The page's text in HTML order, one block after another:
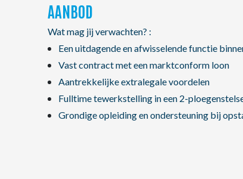
AANBOD
Wat mag jij verwachten? :
Een uitdagende en afwisselende functie
Vast contract met een marktconform loon
Aantrekkelijke extralegale voordelen
Fulltime tewerkstelling in een 2-
Grondige opleiding en ondersteuning bij